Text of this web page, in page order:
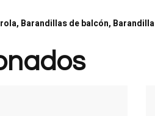
Barandillas de balcón,